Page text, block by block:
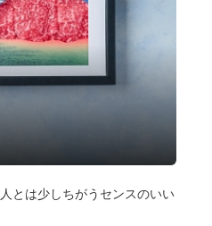
とは少しちがうセンスのいい